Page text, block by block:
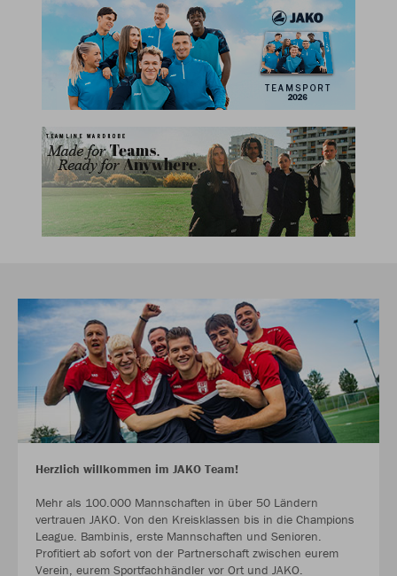
Herzlich willkommen im JAKO Team!
Mehr als 100.000 Mannschaften in über 50 Ländern
vertrauen JAKO. Von den Kreisklassen bis in die Champions
League. Bambinis, erste Mannschaften und Senioren.
Profitiert ab sofort von der Partnerschaft zwischen eurem
Verein, eurem Sportfachhändler vor Ort und JAKO.